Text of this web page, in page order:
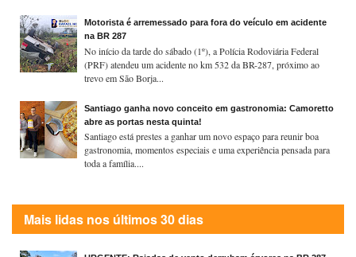
Motorista é arremessado para fora do veículo em acidente
na BR 287
No início da tarde do sábado (1º), a Polícia Rodoviária Federal
(PRF) atendeu um acidente no km 532 da BR-287, próximo ao
trevo em São Borja...
Santiago ganha novo conceito em gastronomia: Camoretto
abre as portas nesta quinta!
Santiago está prestes a ganhar um novo espaço para reunir boa
gastronomia, momentos especiais e uma experiência pensada para
toda a família....
Mais lidas nos últimos 30 dias